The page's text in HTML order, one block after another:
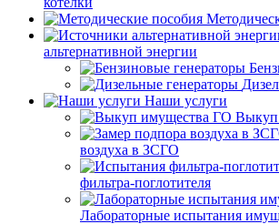
альтернативной энергии
Наши услуги
Выкуп
воздуха в ЗСГО
фильтра-поглотителя
Лабораторные испытания